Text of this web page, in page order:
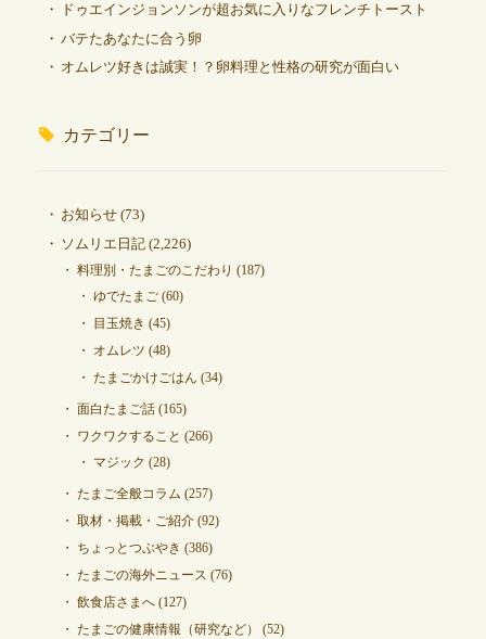
ドゥエインジョンソンが超お気に入りなフレンチトースト
バテたあなたに合う卵
オムレツ好きは誠実！？卵料理と性格の研究が面白い
カテゴリー
お知らせ(73)
ソムリエ日記(2,226)
料理別・たまごのこだわり (187)
ゆでたまご(60)
目玉焼き (45)
オムレツ (48)
たまごかけごはん (34)
面白たまご話(165)
ワクワクすること (266)
マジック (28)
たまご全般コラム (257)
取材・掲載・ご紹介(92)
ちょっとつぶやき (386)
たまごの海外ニュース (76)
飲食店さまへ(127)
たまごの健康情報（研究など）
(52)